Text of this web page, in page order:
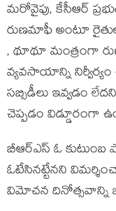
మరోవైపు, కేసీఆర్
రుణమాఫీ అంటూ
, థూథూ మంత్రంగా
వ్యవసాయాన్ని
సబ్సిడీలు ఇవ్వడం
చెప్పడం విడ్డూరంగా
బీఆర్ఎస్ ఓ కుటుంబ
ఓటేసినట్టేనని
విమోచన దినోత్సవాన్ని